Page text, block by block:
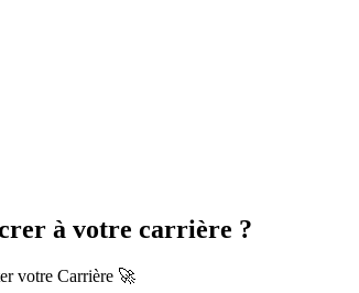
à votre carrière ?
votre Carrière 🚀